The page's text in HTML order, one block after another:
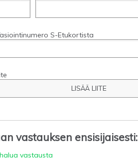
S-Etukortista
LISÄÄ LIITE
vastauksen ensisijaisesti:
vastausta